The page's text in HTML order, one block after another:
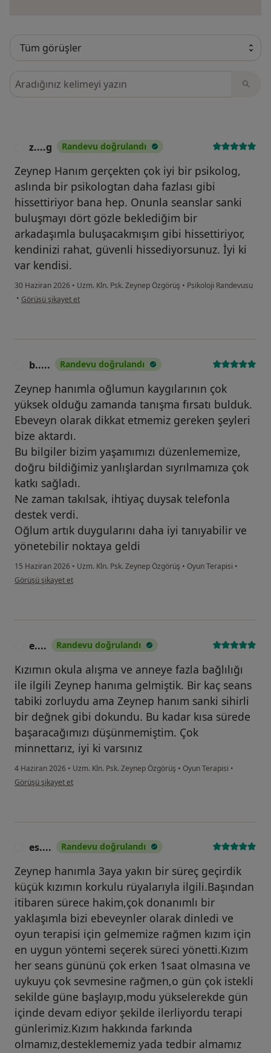
Görüşler içerisinde ara
z....g Randevu doğrulandı
Zeynep Hanım gerçekten çok iyi bir psikolog,
aslında bir psikologtan daha fazlası gibi
hissettiriyor bana hep. Onunla seanslar sanki
buluşmayı dört gözle beklediğim bir
arkadaşımla buluşacakmışım gibi hissettiriyor,
kendinizi rahat, güvenli hissediyorsunuz. İyi ki
var kendisi.
30 Haziran 2026 • Uzm. Kln. Psk. Zeynep Özgörüş • Psikoloji Randevusu
• kullanıcının görüşüne göre z....g
Görüşü şikayet et
b..... Randevu doğrulandı
Zeynep hanımla oğlumun kaygılarının çok
yüksek olduğu zamanda tanışma fırsatı bulduk.
Ebeveyn olarak dikkat etmemiz gereken şeyleri
bize aktardı.
Bu bilgiler bizim yaşamımızı düzenlememize,
doğru bildiğimiz yanlışlardan sıyrılmamıza çok
katkı sağladı.
Ne zaman takılsak, ihtiyaç duysak telefonla
destek verdi.
Oğlum artık duygularını daha iyi tanıyabilir ve
yönetebilir noktaya geldi
15 Haziran 2026 • Uzm. Kln. Psk. Zeynep Özgörüş • Oyun Terapisi •
kullanıcının görüşüne göre b.....
Görüşü şikayet et
e.... Randevu doğrulandı
Kızımın okula alışma ve anneye fazla bağlılığı
ile ilgili Zeynep hanıma gelmiştik. Bir kaç seans
tabiki zorluydu ama Zeynep hanım sanki sihirli
bir değnek gibi dokundu. Bu kadar kısa sürede
başaracağımızı düşünmemiştim. Çok
minnettarız, iyi ki varsınız
4 Haziran 2026 • Uzm. Kln. Psk. Zeynep Özgörüş • Oyun Terapisi •
kullanıcının görüşüne göre e....
Görüşü şikayet et
es.... Randevu doğrulandı
Zeynep hanımla 3aya yakın bir süreç geçirdik
küçük kızımın korkulu rüyalarıyla ilgili.Başından
itibaren sürece hakim,çok donanımlı bir
yaklaşımla bizi ebeveynler olarak dinledi ve
oyun terapisi için gelmemize rağmen kızım için
en uygun yöntemi seçerek süreci yönetti.Kızım
her seans gününü çok erken 1saat olmasına ve
uykuyu çok sevmesine rağmen,o gün çok istekli
sekilde güne başlayıp,modu yükselerekde gün
içinde devam ediyor şekilde ilerliyordu terapi
günlerimiz.Kızım hakkında farkında
olmamız,desteklememiz yada tedbir almamız